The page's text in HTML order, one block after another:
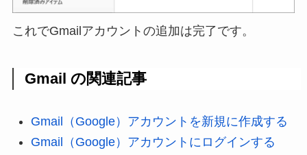
これでGmailアカウントの追加は完了です。
Gmail の関連記事
Gmail（Google）アカウントを新規に作成する
Gmail（Google）アカウントにログインする